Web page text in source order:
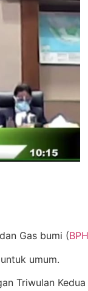
Gas bumi (
umum.
Triwulan